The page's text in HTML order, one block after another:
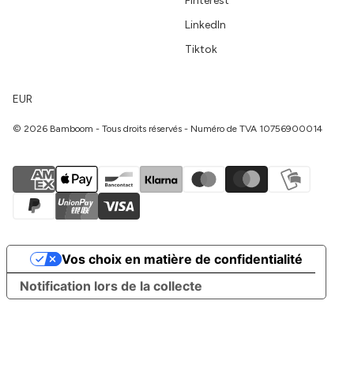
LinkedIn
Tiktok
EUR
© 2026 Bamboom - Tous droits réservés - Numéro de TVA 10756900014
Notification lors de la collecte
Vos choix en matière de confidentialité